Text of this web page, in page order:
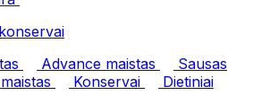
Advance maistas
Sausas
Konservai
Dietiniai